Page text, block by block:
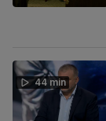
44 min